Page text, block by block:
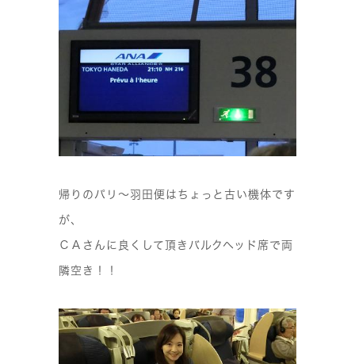
帰りの パリ〜羽田便はちょっと古い機体です
が、
ＣＡさんに良くして頂きバルクヘッド席で両
隣空き！！